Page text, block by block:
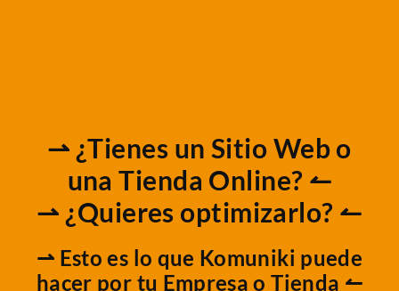
⇀ ¿Tienes un Sitio Web o
una Tienda Online? ↼
⇀ ¿Quieres optimizarlo? ↼
⇀ Esto es lo que Komuniki puede
hacer por tu Empresa o Tienda ↼